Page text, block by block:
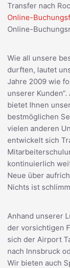
Transfer nach
Online-
Online-
Wie all unsere
durften, lautet
Jahre 2009 wie
unserer
bietet Ihnen
bestmöglichen
vielen anderen
entwickelt sich
kontinuierlich
Neue über
Nichts ist
Anhand unserer
der vorsichtigen
sich der Airport
nach Innsbruck
Wir bieten auch